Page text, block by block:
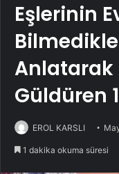
Eşlerinin
Anlatarak
Güldüren
EROL KARSLI
1 dakika okuma süresi